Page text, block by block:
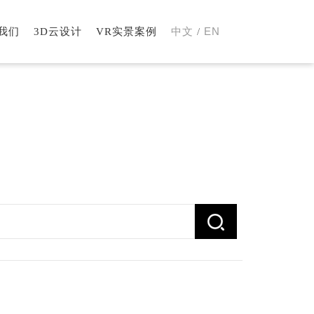
们 3D云设计 VR实景案例 中文 / EN